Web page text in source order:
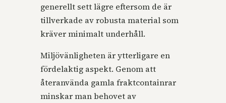
generellt sett lägre eftersom de är
tillverkade av robusta material som
kräver minimalt underhåll.
Miljövänligheten är ytterligare en
fördelaktig aspekt. Genom att
återanvända gamla fraktcontainrar
minskar man behovet av